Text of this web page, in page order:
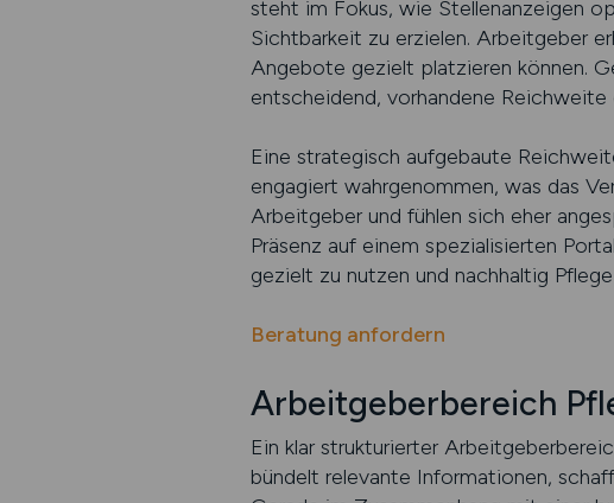
steht im Fokus, wie Stellenanzeigen
Sichtbarkeit zu erzielen. Arbeitgeber
Angebote gezielt platzieren können.
entscheidend, vorhandene
Eine strategisch aufgebaute
engagiert wahrgenommen, was das
Arbeitgeber und fühlen sich eher
Präsenz auf einem spezialisierten
gezielt zu nutzen und nachhaltig
Beratung anfordern
Arbeitgeberbereich
Ein klar strukturierter
bündelt relevante Informationen,